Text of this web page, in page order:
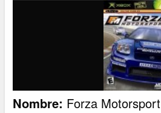
Nombre: Forza Motorsport